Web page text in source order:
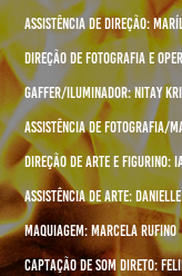
Assistência de Direção:
Direção de Fotografia e
Gaffer/Iluminador: Nitay
Assistência de Fotografia/
Direção de Arte e Figurino:
Assistência de Arte: Danielle
Maquiagem: Marcela Rufino
Captação de Som Direto: